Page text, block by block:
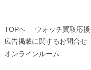
TOPへ ウォッチ買取応
広告掲載に関するお問合せ
オンラインルーム